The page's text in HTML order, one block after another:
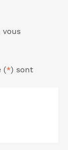
vous
(*) sont